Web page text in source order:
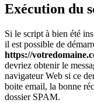
Exécution du
Si le script à bien été
il est possible de
https://
devriez obtenir le
navigateur Web si ce
boite email, la bonne
dossier SPAM.